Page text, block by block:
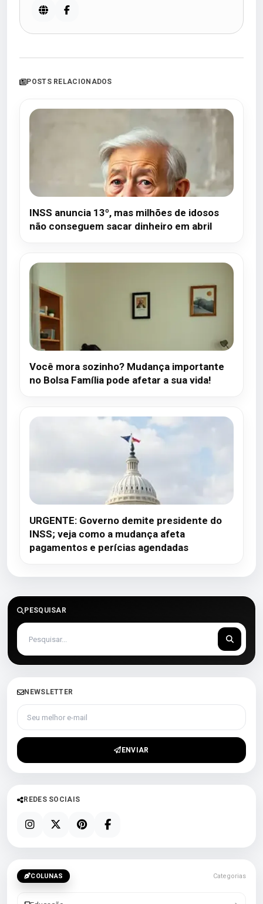
POSTS RELACIONADOS
INSS anuncia 13º, mas milhões de idosos
não conseguem sacar dinheiro em abril
Você mora sozinho? Mudança importante
no Bolsa Família pode afetar a sua vida!
URGENTE: Governo demite presidente do
INSS; veja como a mudança afeta
pagamentos e perícias agendadas
PESQUISAR
NEWSLETTER
Seu melhor e-mail
ENVIAR
REDES SOCIAIS
COLUNAS Categorias